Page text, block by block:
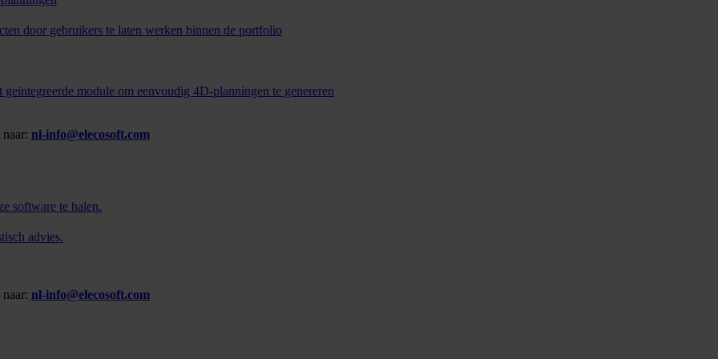
door gebruikers te laten werken binnen de portfolio
module om eenvoudig 4D-planningen te genereren
nl-info@elecosoft.com
software te halen.
advies.
nl-info@elecosoft.com